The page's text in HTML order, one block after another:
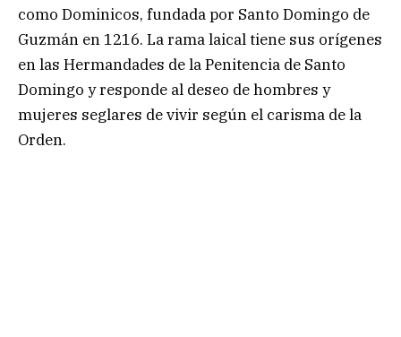
como Dominicos, fundada por Santo Domingo de
Guzmán en 1216. La rama laical tiene sus orígenes
en las Hermandades de la Penitencia de Santo
Domingo y responde al deseo de hombres y
mujeres seglares de vivir según el carisma de la
Orden.